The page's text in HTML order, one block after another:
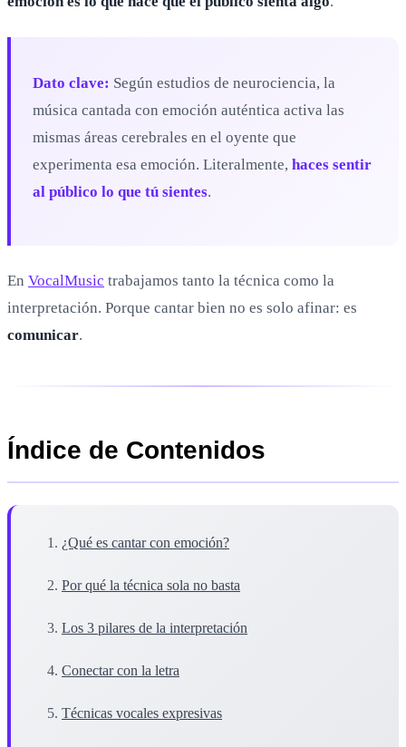
Dato clave: Según estudios de neurociencia, la
música cantada con emoción auténtica activa las
mismas áreas cerebrales en el oyente que
experimenta esa emoción. Literalmente, haces sentir
al público lo que tú sientes.
En VocalMusic trabajamos tanto la técnica como la
interpretación. Porque cantar bien no es solo afinar: es
comunicar.
Índice de Contenidos
¿Qué es cantar con emoción?
Por qué la técnica sola no basta
Los 3 pilares de la interpretación
Conectar con la letra
Técnicas vocales expresivas